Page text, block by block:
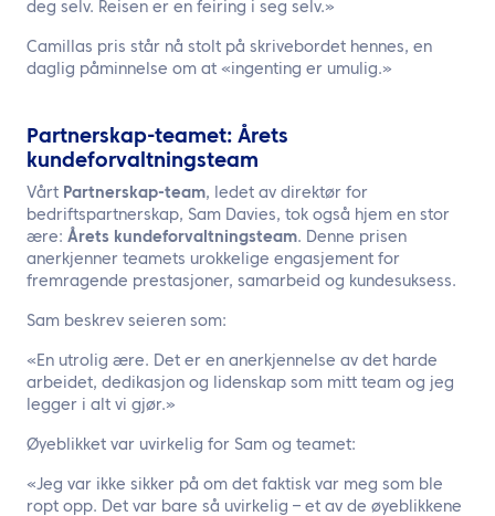
deg selv. Reisen er en feiring i seg selv.»
Camillas pris står nå stolt på skrivebordet hennes, en
daglig påminnelse om at «ingenting er umulig.»
Partnerskap-teamet: Årets
kundeforvaltningsteam
Vårt Partnerskap-team, ledet av direktør for
bedriftspartnerskap, Sam Davies, tok også hjem en stor
ære: Årets kundeforvaltningsteam. Denne prisen
anerkjenner teamets urokkelige engasjement for
fremragende prestasjoner, samarbeid og kundesuksess.
Sam beskrev seieren som:
«En utrolig ære. Det er en anerkjennelse av det harde
arbeidet, dedikasjon og lidenskap som mitt team og jeg
legger i alt vi gjør.»
Øyeblikket var uvirkelig for Sam og teamet:
«Jeg var ikke sikker på om det faktisk var meg som ble
ropt opp. Det var bare så uvirkelig – et av de øyeblikkene